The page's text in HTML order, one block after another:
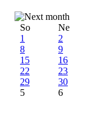
So
Ne
1
2
8
9
15
16
22
23
29
30
5 6